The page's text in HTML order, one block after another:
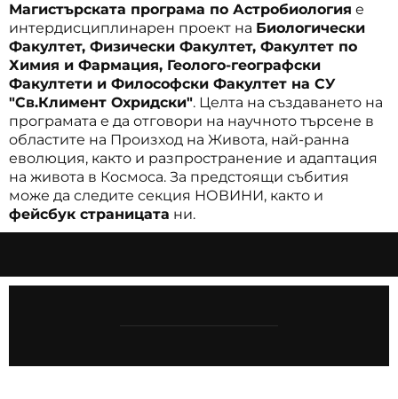
Магистърската програма по Астробиология е
интердисциплинарен проект на Биологически
Факултет, Физически Факултет, Факултет по
Химия и Фармация, Геолого-географски
Факултети и Философски Факултет на СУ
"Св.Климент Охридски". Целта на създаването на
програмата е да отговори на научното търсене в
областите на Произход на Живота, най-ранна
еволюция, както и разпространение и адаптация
на живота в Космоса. За предстоящи събития
може да следите секция НОВИНИ, както и
фейсбук страницата ни.